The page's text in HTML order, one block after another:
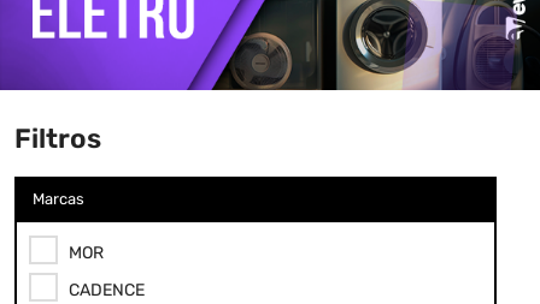
Filtros
Marcas
MOR
CADENCE